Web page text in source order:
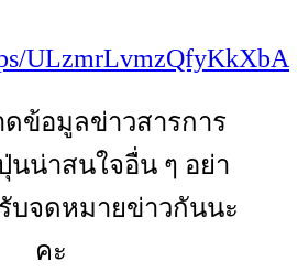
ULzmrLvmzQfyKkXbA
ข้อมูลข่าวสารการ
นน่าสนใจอื่น ๆ อย่า
บจดหมายข่าวกันนะ
คะ